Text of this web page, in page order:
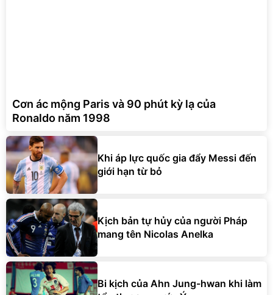
Cơn ác mộng Paris và 90 phút kỳ lạ của
Ronaldo năm 1998
Khi áp lực quốc gia đẩy Messi đến
giới hạn từ bỏ
Kịch bản tự hủy của người Pháp
mang tên Nicolas Anelka
Bi kịch của Ahn Jung-hwan khi làm